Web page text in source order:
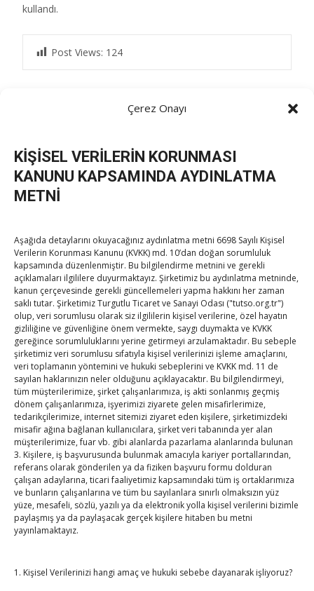
Çerez Onayı
KİŞİSEL VERİLERİN KORUNMASI
KANUNU KAPSAMINDA AYDINLATMA
METNİ
Aşağıda detaylarını okuyacağınız aydınlatma metni 6698 Sayılı Kişisel
Verilerin Korunması Kanunu (KVKK) md. 10’dan doğan sorumluluk
kapsamında düzenlenmiştir. Bu bilgilendirme metnini ve gerekli
açıklamaları ilgililere duyurmaktayız. Şirketimiz bu aydınlatma metninde,
kanun çerçevesinde gerekli güncellemeleri yapma hakkını her zaman
saklı tutar. Şirketimiz Turgutlu Ticaret ve Sanayi Odası ("tutso.org.tr")
olup, veri sorumlusu olarak siz ilgililerin kişisel verilerine, özel hayatın
gizliliğine ve güvenliğine önem vermekte, saygı duymakta ve KVKK
gereğince sorumluluklarını yerine getirmeyi arzulamaktadır. Bu sebeple
şirketimiz veri sorumlusu sıfatıyla kişisel verilerinizi işleme amaçlarını,
veri toplamanın yöntemini ve hukuki sebeplerini ve KVKK md. 11 de
sayılan haklarınızın neler olduğunu açıklayacaktır. Bu bilgilendirmeyi,
tüm müşterilerimize, şirket çalışanlarımıza, iş akti sonlanmış geçmiş
dönem çalışanlarımıza, işyerimizi ziyarete gelen misafirlerimize,
tedarikçilerimize, internet sitemizi ziyaret eden kişilere, şirketimizdeki
misafir ağına bağlanan kullanıcılara, şirket veri tabanında yer alan
müşterilerimize, fuar vb. gibi alanlarda pazarlama alanlarında bulunan
3. Kişilere, iş başvurusunda bulunmak amacıyla kariyer portallarından,
referans olarak gönderilen ya da fiziken başvuru formu dolduran
çalışan adaylarına, ticari faaliyetimiz kapsamındaki tüm iş ortaklarımıza
ve bunların çalışanlarına ve tüm bu sayılanlara sınırlı olmaksızın yüz
yüze, mesafeli, sözlü, yazılı ya da elektronik yolla kişisel verilerini bizimle
paylaşmış ya da paylaşacak gerçek kişilere hitaben bu metni
yayınlamaktayız.
1. Kişisel Verilerinizi hangi amaç ve hukuki sebebe dayanarak işliyoruz?
kullandı.
Post Views: 124
navigation
Gorman ve ICC Avustralya Milli Komitesi Başkanı
Watson ile buluşma→
TOBB Son Yazılar
Kahramanmaraş Ticaret ve Sanayi Odası’nın yeni
binası hizmete açıldı
ByTUTSOon Ağu 5, 2026
Diren ailesine taziye ziyareti
ByTUTSOon Ağu 4, 2026
Hisarcıklıoğlu, Ardahan Üniversitesi Rektörü Prof. Dr.
Emiroğlu’nu kabul etti
ByTUTSOon Ağu 4, 2026
Hisarcıklıoğlu Muğla İl/İlçe Oda / Borsa Meclis Üyeleri
By
TUTSO on Ağu 2, 2026